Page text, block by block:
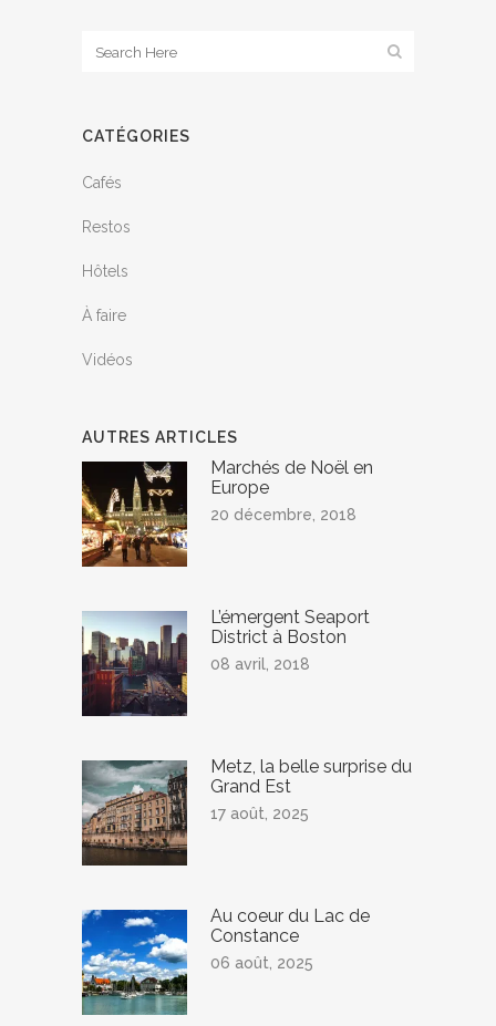
CATÉGORIES
Cafés
Restos
Hôtels
À faire
Vidéos
AUTRES ARTICLES
Marchés de Noël en
Europe
20 décembre, 2018
L’émergent Seaport
District à Boston
08 avril, 2018
Metz, la belle surprise du
Grand Est
17 août, 2025
Au coeur du Lac de
Constance
06 août, 2025